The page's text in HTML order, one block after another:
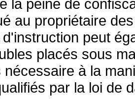
la peine de
au propriétaire
peut
placés sous
nécessaire à la
par la loi de